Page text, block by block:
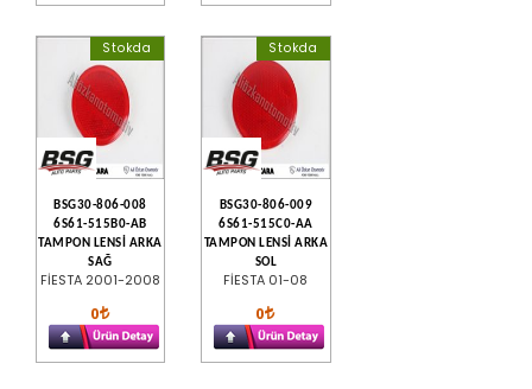
Stokda
BSG30-806-008
6S61-515B0-AB
TAMPON LENSİ ARKA
SAĞ
FİESTA 2001-2008
0
Stokda
BSG30-806-009
6S61-515C0-AA
TAMPON LENSİ ARKA
SOL
FİESTA 01-08
0